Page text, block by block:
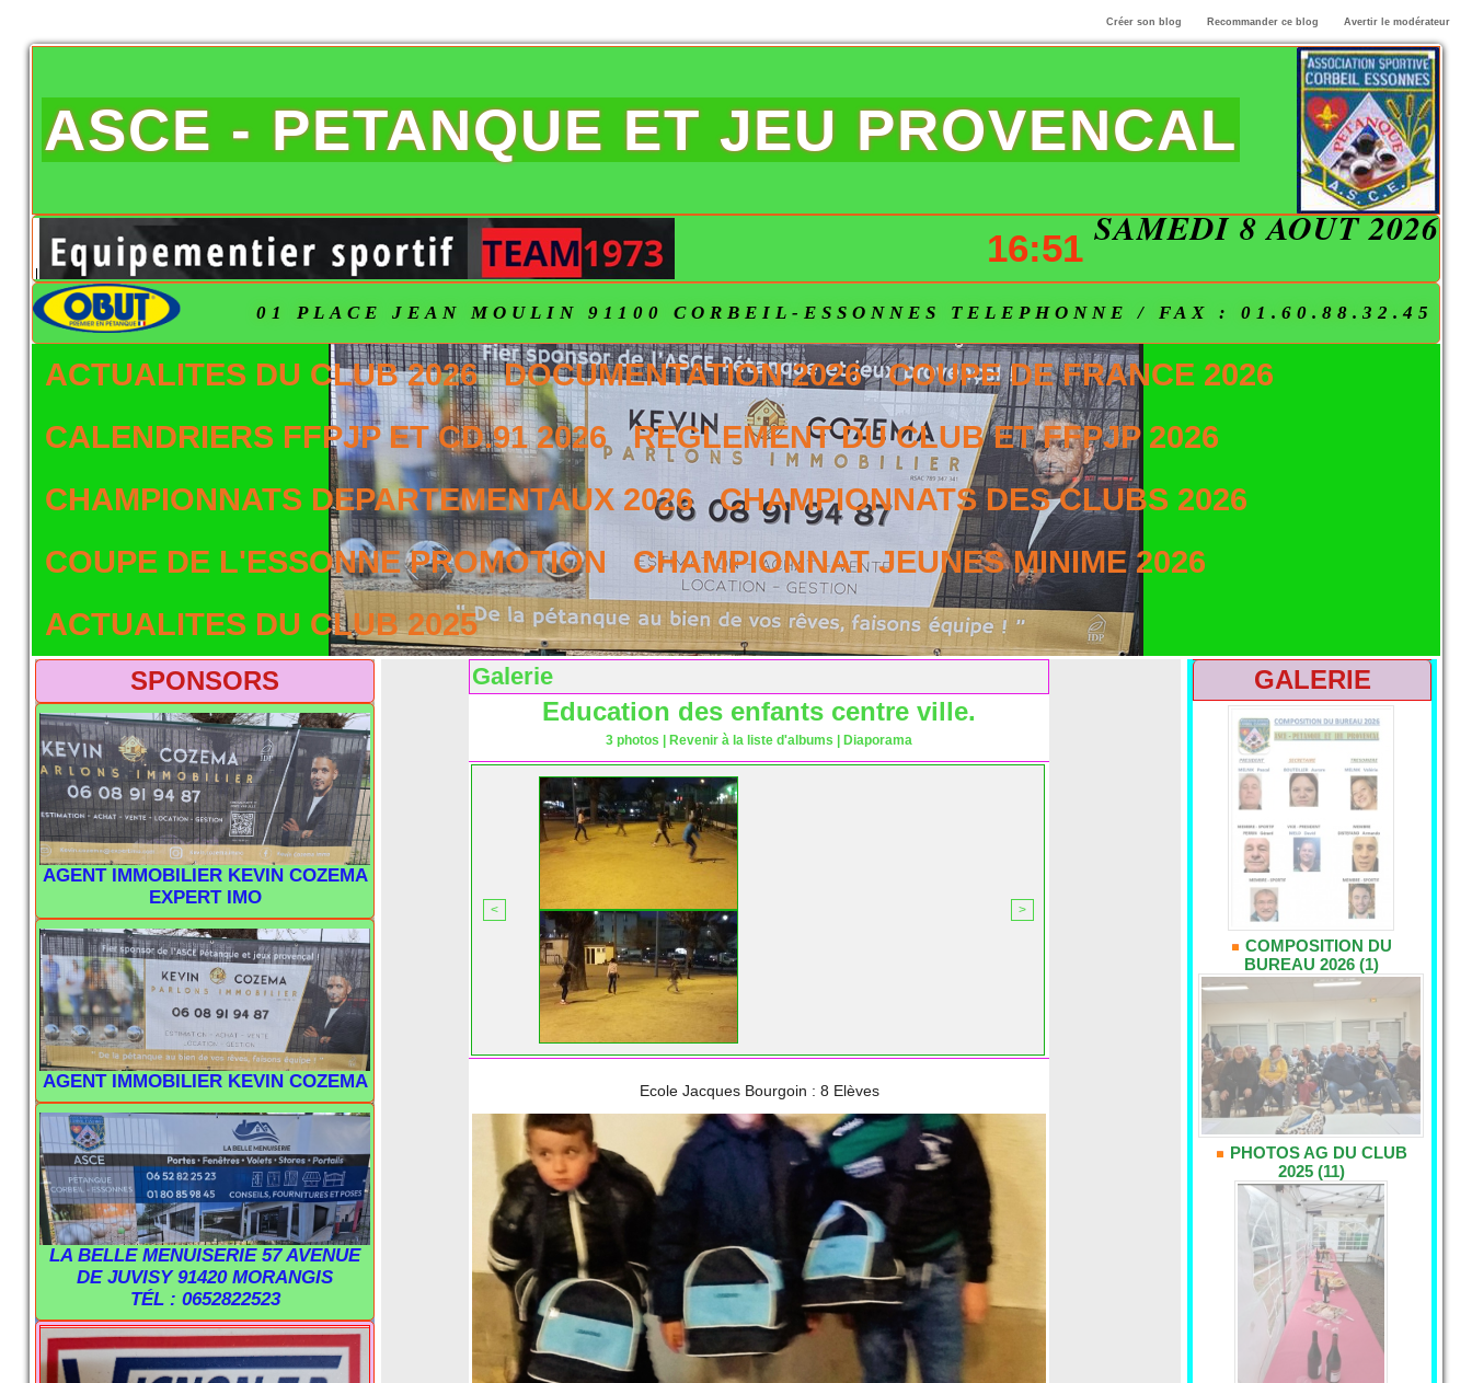
Créer son blog Recommander ce blog Avertir le modérateur
ASCE - PETANQUE ET JEU PROVENCAL
SAMEDI 8 AOÛT 2026
16:51
01 PLACE JEAN MOULIN 91100 CORBEIL-ESSONNES TELEPHONNE / FAX : 01.60.88.32.45
ACTUALITES DU CLUB 2026 DOCUMENTATION 2026
COUPE DE FRANCE 2026
CALENDRIERS FFPJP ET CD.91 2026
REGLEMENT DU CLUB ET FFPJP 2026
CHAMPIONNATS DEPARTEMENTAUX 2026
CHAMPIONNATS DES CLUBS 2026
COUPE DE L'ESSONNE PROMOTION
CHAMPIONNAT JEUNES MINIME 2026
ACTUALITES DU CLUB 2025
SPONSORS
AGENT IMMOBILIER KEVIN COZEMA
EXPERT IMO
AGENT IMMOBILIER KEVIN COZEMA
LA BELLE MENUISERIE 57 AVENUE
DE JUVISY 91420 MORANGIS
TÉL : 0652822523
Galerie
Education des enfants centre ville.
3 photos Revenir à la liste d'albums Diaporama
< >
Ecole Jacques Bourgoin : 8 Elèves
GALERIE
COMPOSITION DU
BUREAU 2026 (1)
PHOTOS AG DU CLUB
2025 (11)